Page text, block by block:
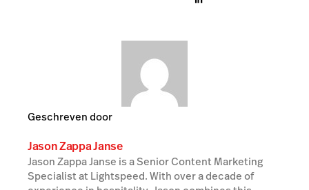
Geschreven door
Jason Zappa Janse
Jason Zappa Janse is a Senior Content Marketing
Specialist at Lightspeed. With over a decade of